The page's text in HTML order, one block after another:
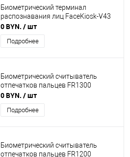
Биометрический терминал
распознавания лиц FaceKiosk-V43
0 BYN. / шт
Подробнее
Биометрический считыватель
отпечатков пальцев FR1300
0 BYN. / шт
Подробнее
Биометрический считыватель
отпечатков пальцев FR1200